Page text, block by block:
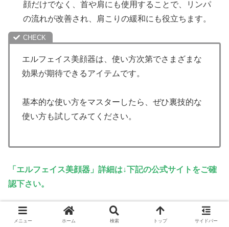
顔だけでなく、首や肩にも使用することで、リンパ
の流れが改善され、肩こりの緩和にも役立ちます。
エルフェイス美顔器は、使い方次第でさまざまな
効果が期待できるアイテムです。
基本的な使い方をマスターしたら、ぜひ裏技的な
使い方も試してみてください。
「エルフェイス美顔器」詳細は↓下記の公式サイトをご確
認下さい。
メニュー ホーム 検索 トップ サイドバー